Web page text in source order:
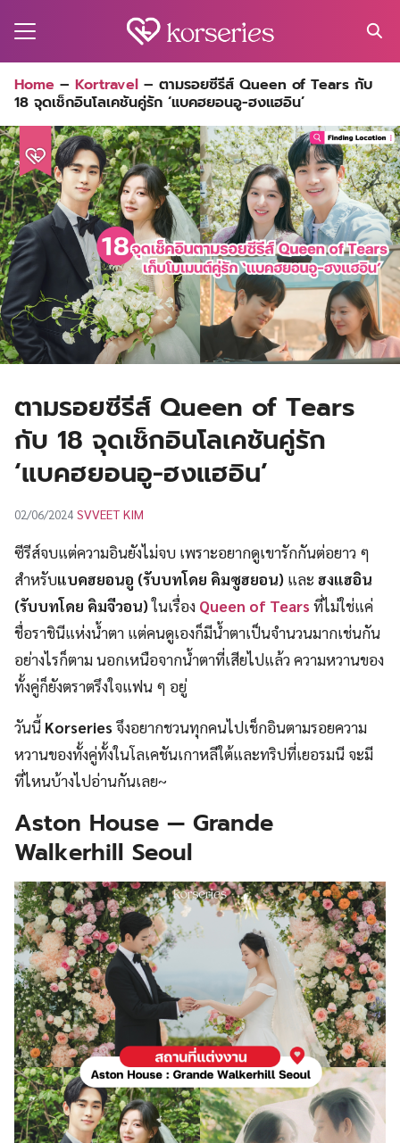
for:
Home – Kortravel – ตามรอยซีรีส์ Queen of Tears กับ
18 จุดเช็กอินโลเคชันคู่รัก ‘แบคฮยอนอู-ฮงแฮอิน’
ตามรอยซีรีส์ Queen of Tears
กับ 18 จุดเช็กอินโลเคชันคู่รัก
‘แบคฮยอนอู-ฮงแฮอิน’
02/06/2024 SVVEET KIM
ซีรีส์จบแต่ความอินยังไม่จบ เพราะอยากดูเขารักกันต่อยาว ๆ
สำหรับแบคฮยอนอู (รับบทโดย คิมซูฮยอน) และ ฮงแฮอิน
(รับบทโดย คิมจีวอน)ในเรื่อง Queen of Tears ที่ไม่ใช่แค่
ชื่อราชินีแห่งน้ำตา แต่คนดูเองก็มีน้ำตาเป็นจำนวนมากเช่นกัน
อย่างไรก็ตาม นอกเหนือจากน้ำตาที่เสียไปแล้ว ความหวานของ
ทั้งคู่ก็ยังตราตรึงใจแฟน ๆ อยู่
วันนี้ Korseriesจึงอยากชวนทุกคนไปเช็กอินตามรอยความ
หวานของทั้งคู่ทั้งในโลเคชันเกาหลีใต้และทริปที่เยอรมนี จะมี
ที่ไหนบ้างไปอ่านกันเลย~
Aston House — Grande
Walkerhill Seoul